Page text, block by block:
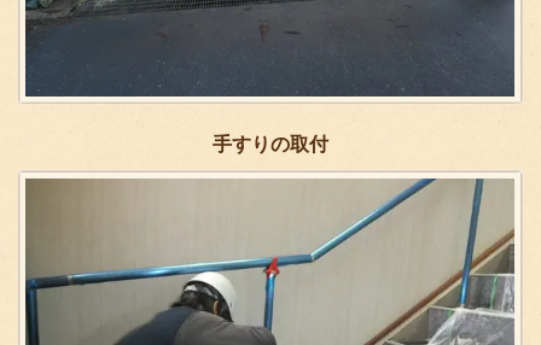
手すりの取付